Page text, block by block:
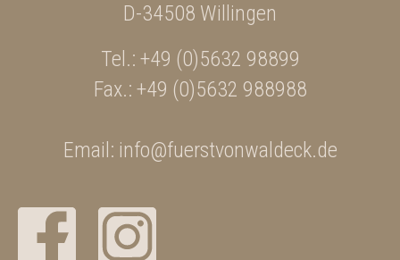
D-34508 Willingen
Tel.: +49 (0)5632 98899
Fax.: +49 (0)5632 988988
Email: info@fuerstvonwaldeck.de